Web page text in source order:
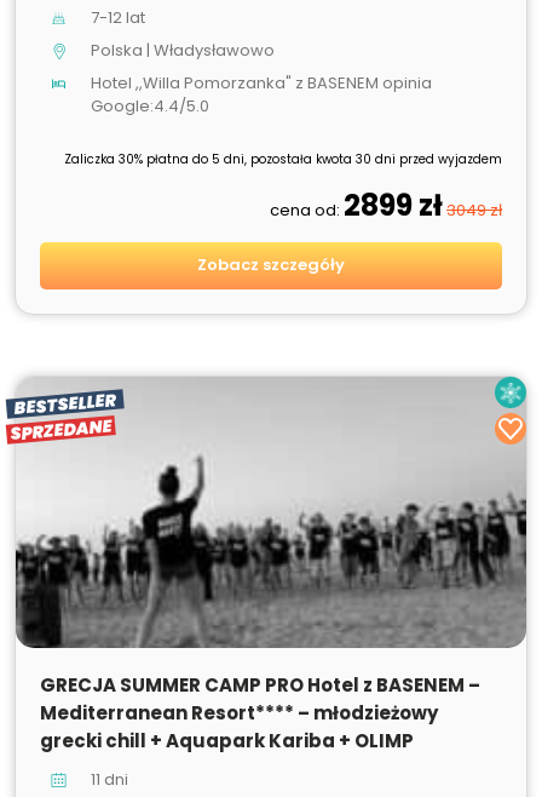
7-12 lat
Polska | Władysławowo
Hotel ,,Willa Pomorzanka" z BASENEM opinia
Google:4.4/5.0
Zaliczka 30% płatna do 5 dni, pozostała kwota 30 dni przed wyjazdem
cena od: 2899 zł3049 zł
Zobacz szczegóły
BESTSELLER
SPRZEDANE
SPRZEDANE
GRECJA SUMMER CAMP PRO Hotel z BASENEM –
Mediterranean Resort**** – młodzieżowy
grecki chill + Aquapark Kariba + OLIMP
11 dni